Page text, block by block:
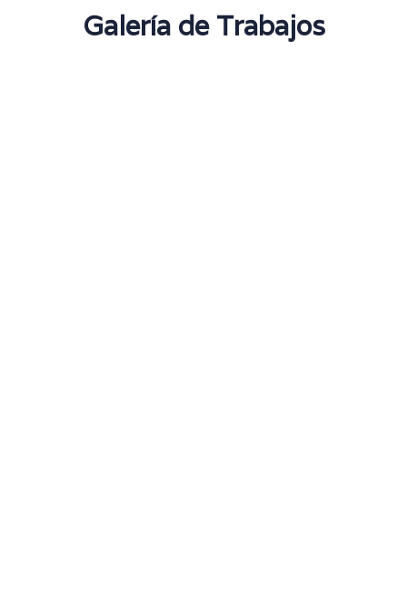
Galería de Trabajos